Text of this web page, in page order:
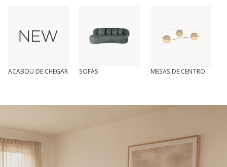
ACABOU DE CHEGAR SOFÁS MESAS DE CENTRO